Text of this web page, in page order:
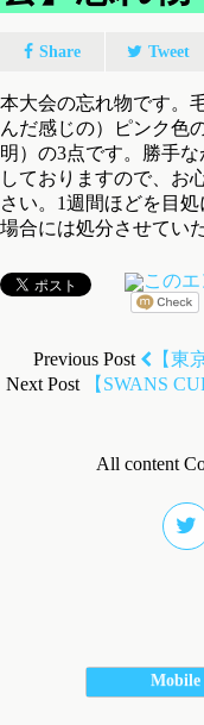
Share Tweet
本大会の忘れ物です。
んだ感じの）ピンク色
明）の3点です。勝手
しておりますので、お
さい。1週間ほどを目
場合には処分させてい
Previous Post
【東
Next Post
【SWANS
All content
Mobile